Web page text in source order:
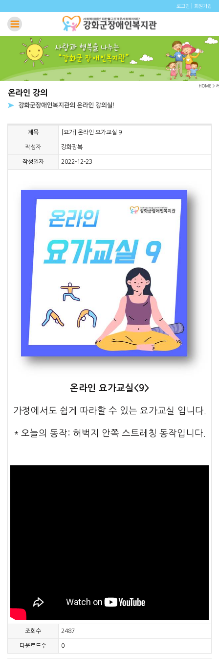
로그인 회원가입
제목 [요가] 온라인 요가교실 9
작성자 강화장복
작성일자 2022-12-23
온라인 요가교실<9>
가정에서도 쉽게 따라할 수 있는 요가교실 입니다.
＊오늘의 동작: 허벅지 안쪽 스트레칭 동작입니다.
조회수 2487
다운로드수 0